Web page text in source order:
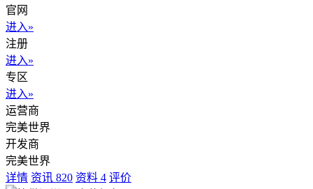
官网
进入»
注册
进入»
专区
进入»
运营商
完美世界
开发商
完美世界
详情 资讯 820 资料 4 评价